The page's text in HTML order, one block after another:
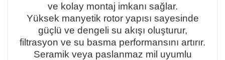
ve kolay montaj imkanı sağ lar.
Yüksek manyetik rotor yapısı sayesinde
güç ü ve dengeli su akışı oluşturur,
filtrasyon ve su basma performansını artırır.
Seramik veya paslanmaz mil uyumlu